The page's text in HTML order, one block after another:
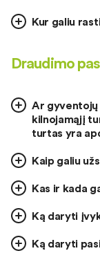
Kur galiu
Draudimo
Ar
kilnojamąjį
turtas yra
Kaip galiu
Kas ir kada
Ką daryti
Ką daryti